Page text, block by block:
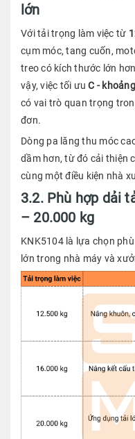
lớn
Với tải trọng làm việc từ
cụm móc, tang cuốn,
treo có kích thước lớn
vậy, việc tối ưuC -
có vai trò quan trọng
đơn.
Dòng pa lăng thu móc
dầm hơn, từ đó cải thiện
cùng một điều kiện nhà
3.2. Phù hợp dải
– 20.000 kg
KNK5104 là lựa chọn
lớn trong nhà máy và